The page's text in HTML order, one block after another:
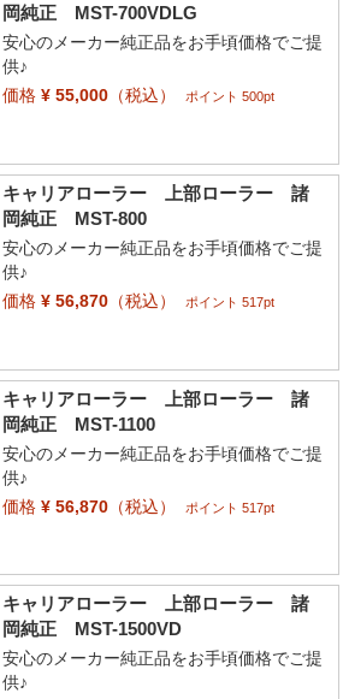
岡純正 MST-700VDLG
安心のメーカー純正品をお手頃価格でご提
供♪
価格¥ 55,000（税込） ポイント 500pt
キャリアローラー 上部ローラー 諸
岡純正 MST-800
安心のメーカー純正品をお手頃価格でご提
供♪
価格¥ 56,870（税込） ポイント 517pt
キャリアローラー 上部ローラー 諸
岡純正 MST-1100
安心のメーカー純正品をお手頃価格でご提
供♪
価格¥ 56,870（税込） ポイント 517pt
キャリアローラー 上部ローラー 諸
岡純正 MST-1500VD
安心のメーカー純正品をお手頃価格でご提
供♪